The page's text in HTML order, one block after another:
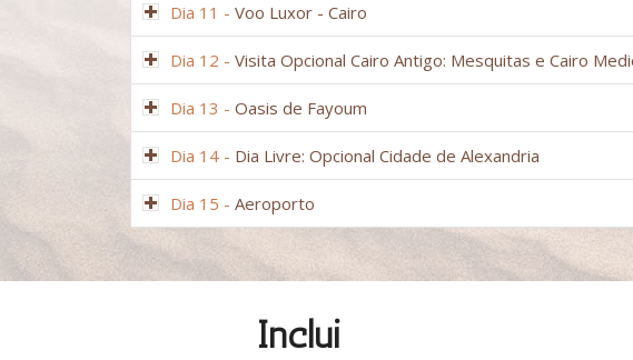
Dia 11 -Voo Luxor - Cairo
Dia 12 -Visita Opcional Cairo Antigo: Mesquitas e Cairo
Dia 13 -Oasis de Fayoum
Dia 14 - Dia Livre: Opcional Cidade de Alexandria
Dia 15 -Aeroporto
Inclui